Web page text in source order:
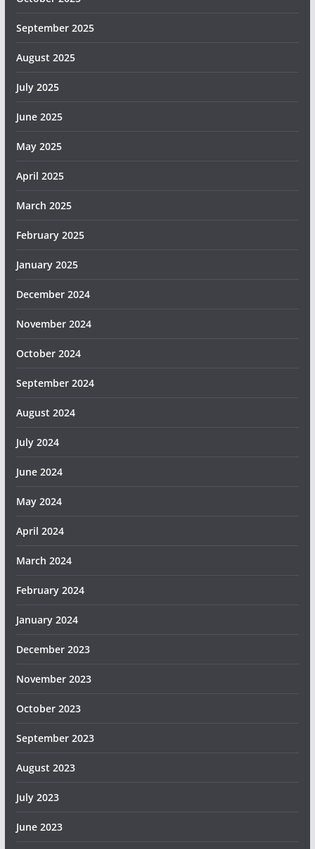
September 2025
August 2025
July 2025
June 2025
May 2025
April 2025
March 2025
February 2025
January 2025
December 2024
November 2024
October 2024
September 2024
August 2024
July 2024
June 2024
May 2024
April 2024
March 2024
February 2024
January 2024
December 2023
November 2023
October 2023
September 2023
August 2023
July 2023
June 2023